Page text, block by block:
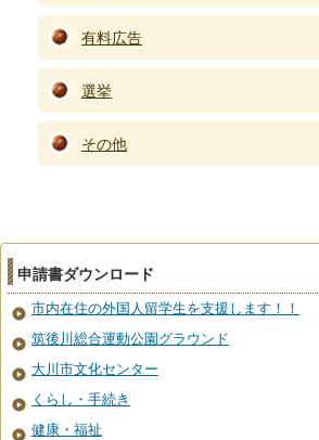
有料広告
選挙
その他
申請書ダウンロード
市内在住の外国人留学生を支援します！！
筑後川総合運動公園グラウンド
大川市文化センター
くらし・手続き
健康・福祉